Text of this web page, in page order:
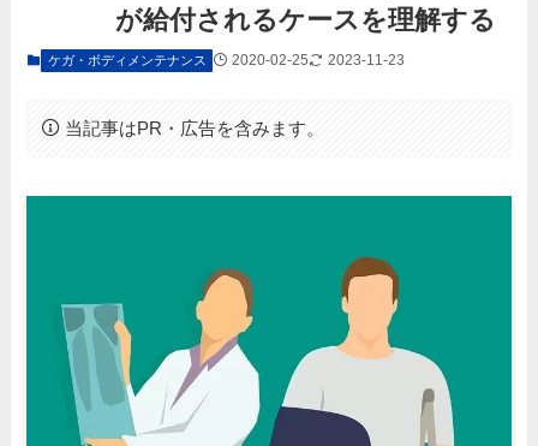
が給付されるケースを理解する
ケガ・ボディメンテナンス 2020-02-25 2023-11-23
当記事はPR・広告を含みます。